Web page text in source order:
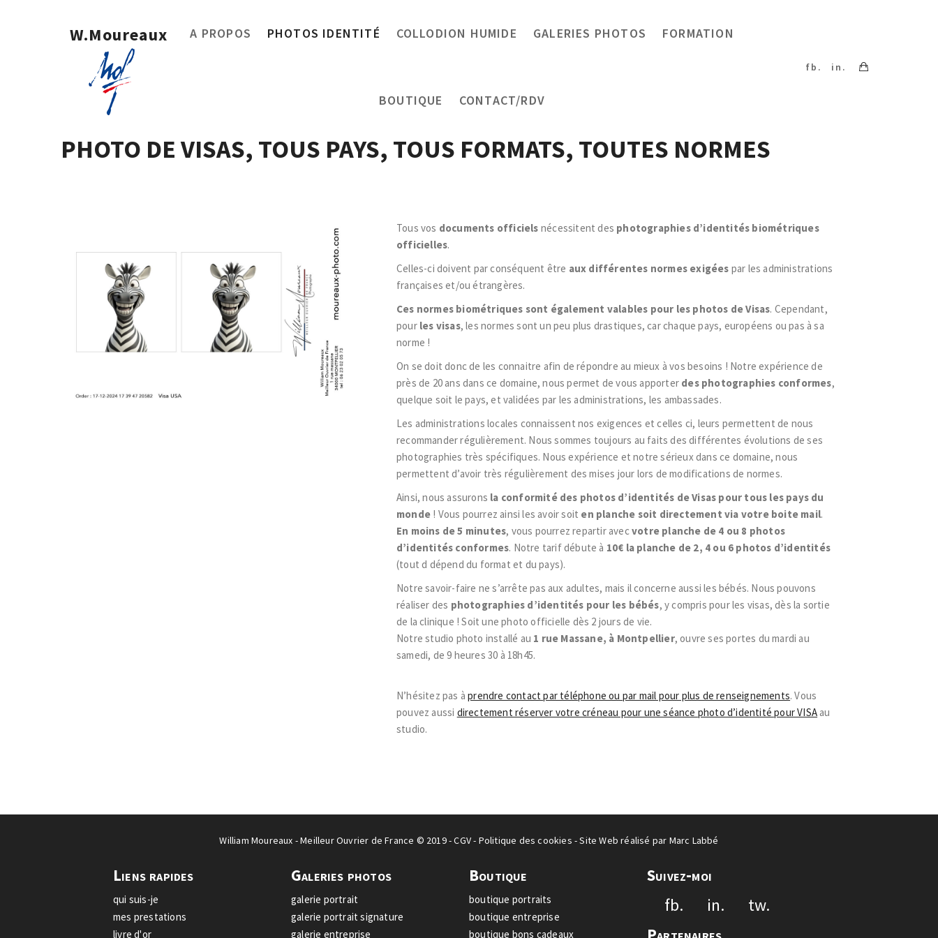
W.Moureaux A PROPOS PHOTOS IDENTITÉ COLLODION HUMIDE GALERIES PHOTOS FORMATION
BOUTIQUE CONTACT/RDV
fb. in.
PHOTO DE VISAS, TOUS PAYS, TOUS FORMATS, TOUTES NORMES
Tous vos documents officiels nécessitent des photographies d’identités biométriques
officielles.
Celles-ci doivent par conséquent être aux différentes normes exigées par les administrations
françaises et/ou étrangères.
Ces normes biométriques sont également valables pour les photos de Visas. Cependant,
pour les visas, les normes sont un peu plus drastiques, car chaque pays, européens ou pas à sa
norme !
On se doit donc de les connaitre afin de répondre au mieux à vos besoins ! Notre expérience de
près de 20 ans dans ce domaine, nous permet de vous apporter des photographies conformes,
quelque soit le pays, et validées par les administrations, les ambassades.
Les administrations locales connaissent nos exigences et celles ci, leurs permettent de nous
recommander régulièrement. Nous sommes toujours au faits des différentes évolutions de ses
photographies très spécifiques. Nous expérience et notre sérieux dans ce domaine, nous
permettent d’avoir très régulièrement des mises jour lors de modifications de normes.
Ainsi, nous assurons la conformité des photos d’identités de Visas pour tous les pays du
monde ! Vous pourrez ainsi les avoir soit en planche soit directement via votre boite mail.
En moins de 5 minutes, vous pourrez repartir avecvotre planche de 4 ou 8 photos
d’identités conformes. Notre tarif débute à 10€ la planche de 2, 4 ou 6 photos d’identités
(tout d dépend du format et du pays).
Notre savoir-faire ne s’arrête pas aux adultes, mais il concerne aussi les bébés. Nous pouvons
réaliser des photographies d’identités pour les bébés, y compris pour les visas, dès la sortie
de la clinique ! Soit une photo officielle dès 2 jours de vie.
Notre studio photo installé au 1 rue Massane, à Montpellier, ouvre ses portes du mardi au
samedi, de 9 heures 30 à 18h45.
N’hésitez pas àprendre contact par téléphone ou par mail pour plus de renseignements. Vous
pouvez aussi directement réserver votre créneau pour une séance photo d’identité pour VISA au
studio.
William Moureaux - Meilleur Ouvrier de France © 2019 -CGV- Politique des cookies - Site Web réalisé par Marc Labbé
Liens rapides
qui suis-je
mes prestations
livre d'or
Galeries photos
galerie portrait
galerie portrait signature
galerie entreprise
Boutique
boutique portraits
boutique entreprise
boutique bons cadeaux
Suivez-moi
fb. in. tw.